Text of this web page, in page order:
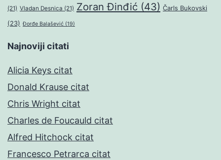
(21) Vladan Desnica (21) Zoran Đinđić (43) Čarls Bukovski
(23) Đorđe Balašević (19)
Najnoviji citati
Alicia Keys citat
Donald Krause citat
Chris Wright citat
Charles de Foucauld citat
Alfred Hitchock citat
Francesco Petrarca citat